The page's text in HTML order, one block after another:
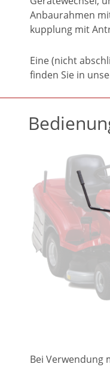
Anbaurahmen
kupplung mit
Eine (nicht
finden Sie in
Bei Verwendung